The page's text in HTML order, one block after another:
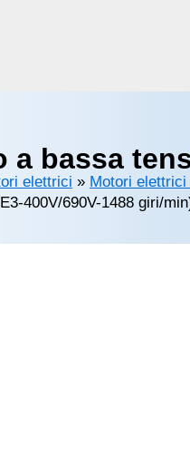
bassa
elettrici » Motori
400V/690V-1488 giri/